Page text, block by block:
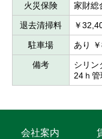
火災保険 家財総
退去清掃料 ￥
駐車場 あり
備考
シリン
24ｈ
会社案内